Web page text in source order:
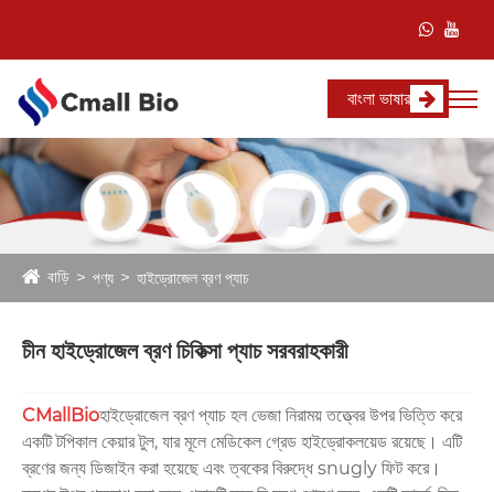
বাংলা ভাষার
বাড়ি পণ্য হাইড্রোজেল ব্রণ প্যাচ
চীন হাইড্রোজেল ব্রণ চিকিত্সা প্যাচ সরবরাহকারী
CMallBioহাইড্রোজেল ব্রণ প্যাচ হল ভেজা নিরাময় তত্ত্বের উপর ভিত্তি করে
একটি টপিকাল কেয়ার টুল, যার মূলে মেডিকেল গ্রেড হাইড্রোকলয়েড রয়েছে। এটি
ব্রণের জন্য ডিজাইন করা হয়েছে এবং ত্বকের বিরুদ্ধে snugly ফিট করে।